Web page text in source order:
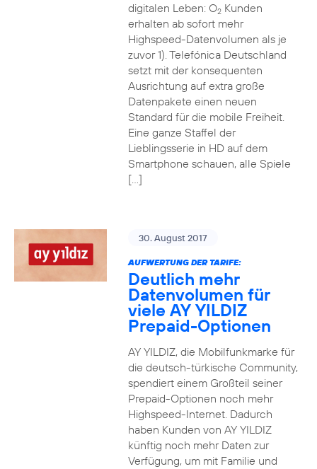
digitalen Leben: O2Kunden
erhalten ab sofort mehr
Highspeed-Datenvolumen als je
zuvor 1). Telefónica Deutschland
setzt mit der konsequenten
Ausrichtung auf extra große
Datenpakete einen neuen
Standard für die mobile Freiheit.
Eine ganze Staffel der
Lieblingsserie in HD auf dem
Smartphone schauen, alle Spiele
[…]
30. August 2017
AUFWERTUNG DER TARIFE:
Deutlich mehr
Datenvolumen für
viele AY YILDIZ
Prepaid-Optionen
AY YILDIZ, die Mobilfunkmarke für
die deutsch-türkische Community,
spendiert einem Großteil seiner
Prepaid-Optionen noch mehr
Highspeed-Internet. Dadurch
haben Kunden von AY YILDIZ
künftig noch mehr Daten zur
Verfügung, um mit Familie und